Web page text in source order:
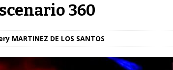
360
MARTINEZ DE LOS SANTOS